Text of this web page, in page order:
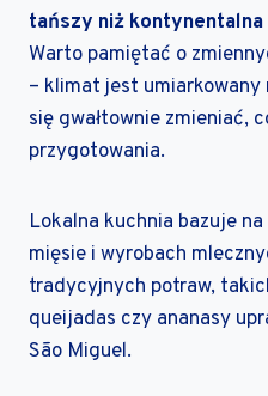
tańszy niż
Warto pamiętać o
– klimat jest
się gwałtownie zmieniać,
przygotowania.
Lokalna kuchnia bazuje
mięsie i wyrobach
tradycyjnych potraw,
queijadas czy ananasy
São Miguel.